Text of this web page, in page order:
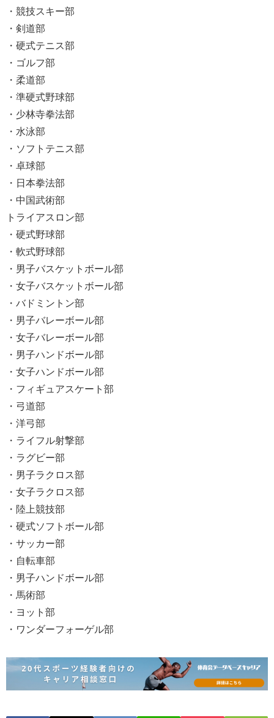
・競技スキー部
・剣道部
・硬式テニス部
・ゴルフ部
・柔道部
・準硬式野球部
・少林寺拳法部
・水泳部
・ソフトテニス部
・卓球部
・日本拳法部
・中国武術部
トライアスロン部
・硬式野球部
・軟式野球部
・男子バスケットボール部
・女子バスケットボール部
・バドミントン部
・男子バレーボール部
・女子バレーボール部
・男子ハンドボール部
・女子ハンドボール部
・フィギュアスケート部
・弓道部
・洋弓部
・ライフル射撃部
・ラグビー部
・男子ラクロス部
・女子ラクロス部
・陸上競技部
・硬式ソフトボール部
・サッカー部
・自転車部
・男子ハンドボール部
・馬術部
・ヨット部
・ワンダーフォーゲル部